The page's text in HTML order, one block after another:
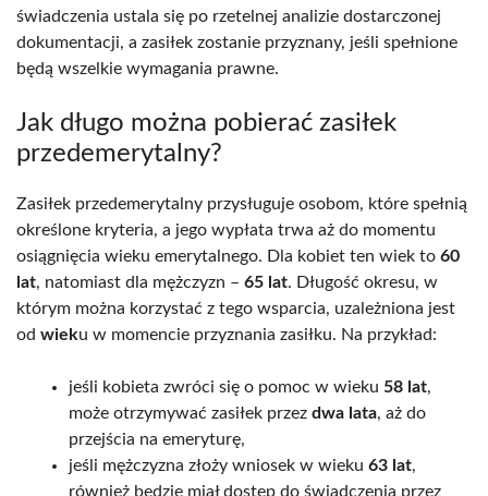
świadczenia ustala się po rzetelnej analizie dostarczonej
dokumentacji, a zasiłek zostanie przyznany, jeśli spełnione
będą wszelkie wymagania prawne.
Jak długo można pobierać zasiłek
przedemerytalny?
Zasiłek przedemerytalny przysługuje osobom, które spełnią
określone kryteria, a jego wypłata trwa aż do momentu
osiągnięcia wieku emerytalnego. Dla kobiet ten wiek to 60
lat, natomiast dla mężczyzn – 65 lat. Długość okresu, w
którym można korzystać z tego wsparcia, uzależniona jest
od wieku w momencie przyznania zasiłku. Na przykład:
jeśli kobieta zwróci się o pomoc w wieku 58 lat,
może otrzymywać zasiłek przez dwa lata, aż do
przejścia na emeryturę,
jeśli mężczyzna złoży wniosek w wieku 63 lat,
również będzie miał dostęp do świadczenia przez